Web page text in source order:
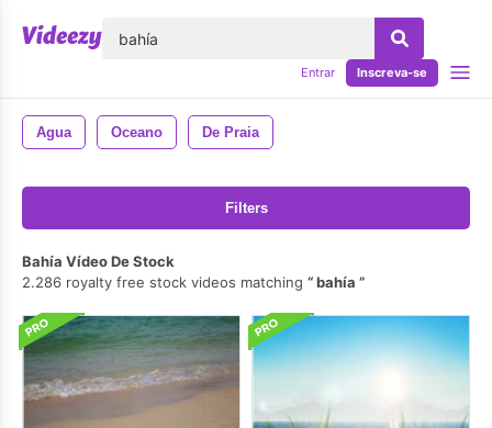
Entrar Inscreva-se
Agua Oceano De Praia
Filters
Bahía Vídeo De Stock
2.286 royalty free stock videos matching
bahía